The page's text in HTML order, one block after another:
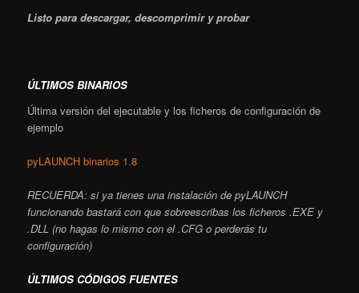
Listo para descargar, descomprimir y probar
ÚLTIMOS BINARIOS
Última versión del ejecutable y los ficheros de configuración de
ejemplo
pyLAUNCH binarios 1.8
RECUERDA: si ya tienes una instalación de pyLAUNCH
funcionando bastará con que sobreescribas los ficheros .EXE y
.DLL (no hagas lo mismo con el .CFG o perderás tu
configuración)
ÚLTIMOS CÓDIGOS FUENTES